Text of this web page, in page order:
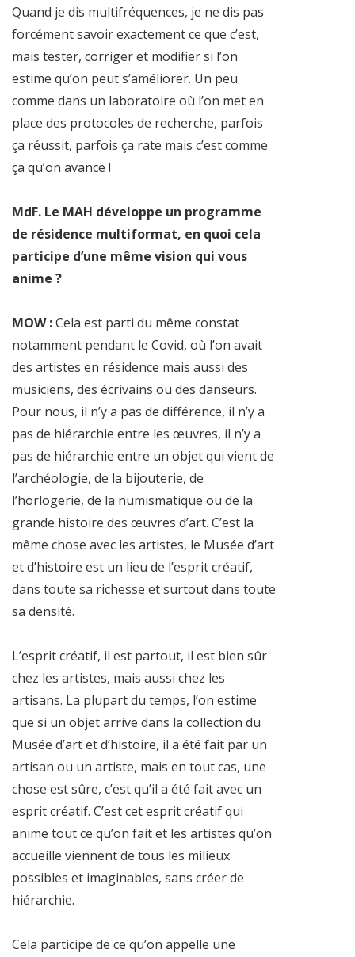
Quand je dis multifréquences, je ne dis pas
forcément savoir exactement ce que c’est,
mais tester, corriger et modifier si l’on
estime qu’on peut s’améliorer. Un peu
comme dans un laboratoire où l’on met en
place des protocoles de recherche, parfois
ça réussit, parfois ça rate mais c’est comme
ça qu’on avance !
MdF. Le MAH développe un programme
de résidence multiformat, en quoi cela
participe d’une même vision qui vous
anime ?
MOW :Cela est parti du même constat
notamment pendant le Covid, où l’on avait
des artistes en résidence mais aussi des
musiciens, des écrivains ou des danseurs.
Pour nous, il n’y a pas de différence, il n’y a
pas de hiérarchie entre les œuvres, il n’y a
pas de hiérarchie entre un objet qui vient de
l’archéologie, de la bijouterie, de
l’horlogerie, de la numismatique ou de la
grande histoire des œuvres d’art. C’est la
même chose avec les artistes, le Musée d’art
et d’histoire est un lieu de l’esprit créatif,
dans toute sa richesse et surtout dans toute
sa densité.
L’esprit créatif, il est partout, il est bien sûr
chez les artistes, mais aussi chez les
artisans. La plupart du temps, l’on estime
que si un objet arrive dans la collection du
Musée d’art et d’histoire, il a été fait par un
artisan ou un artiste, mais en tout cas, une
chose est sûre, c’est qu’il a été fait avec un
esprit créatif. C’est cet esprit créatif qui
anime tout ce qu’on fait et les artistes qu’on
accueille viennent de tous les milieux
possibles et imaginables, sans créer de
hiérarchie.
Cela participe de ce qu’on appelle une